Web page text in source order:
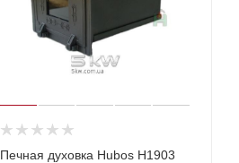
Печная духовка Hubos Н1903